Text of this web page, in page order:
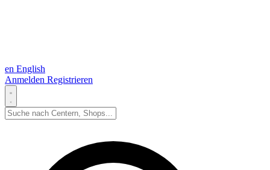
en English
Anmelden Registrieren